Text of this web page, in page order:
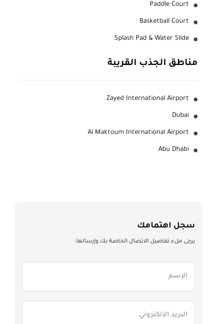
Paddle Court
Basketball Court
Splash Pad & Water Slide
مناطق الجذب القريبة
Zayed International Airport
Dubai
Al Maktoum International Airport
Abu Dhabi
سجل اهتمامك
يرجى ملء تفاصيل الاتصال الخاصة بك وإرسالها.